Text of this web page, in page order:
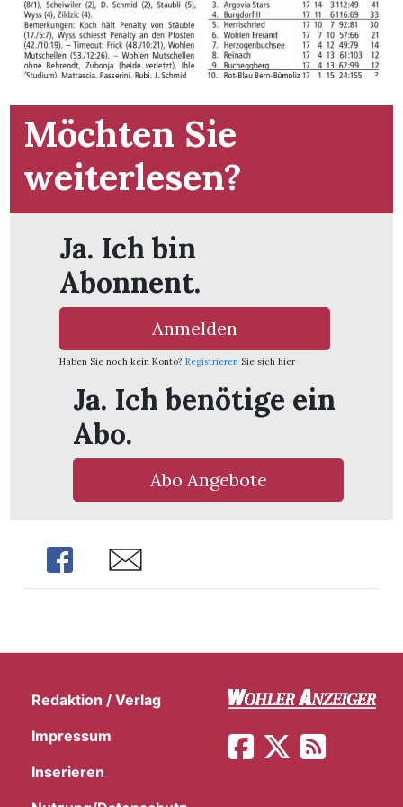
Möchten Sie
weiterlesen?
Ja. Ich bin
Abonnent.
Anmelden
Haben Sie noch kein Konto? Registrieren Sie sich hier
Ja. Ich benötige ein
Abo.
Abo Angebote
Share Share
Redaktion / Verlag
Impressum
Inserieren